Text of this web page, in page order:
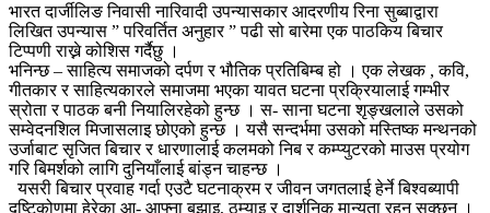
भारत दार्जीलिङ निवासी नारिवादी उपन्यासकार आदरणीय रिना सुब्बाद्वारा
लिखित उपन्यास ” परिवर्तित अनुहार ” पढी सो बारेमा एक पाठकिय बिचार
टिप्पणी राख्ने कोशिस गर्दैछु ।
भनिन्छ – साहित्य समाजको दर्पण र भौतिक प्रतिबिम्ब हो । एक लेखक , कवि,
गीतकार र साहित्यकारले समाजमा भएका यावत घटना प्रक्रियालाई गम्भीर
स्रोता र पाठक बनी नियालिरहेको हुन्छ । स- साना घटना शृङ्खलाले उसको
सम्वेदनशिल मिजासलाइ छोएको हुन्छ । यसै सन्दर्भमा उसको मस्तिष्क मन्थनको
उर्जाबाट सृजित बिचार र धारणालाई कलमको निब र कम्प्युटरको माउस प्रयोग
गरि बिमर्शको लागि दुनियाँलाई बांड्न चाहन्छ ।
यसरी बिचार प्रवाह गर्दा एउटै घटनाक्रम र जीवन जगतलाई हेर्ने बिश्वब्यापी
दृष्टिकोणमा हेरेका आ- आफ्ना बुझाइ, ठम्याइ र दार्शनिक मान्यता रहन सक्छन् ।